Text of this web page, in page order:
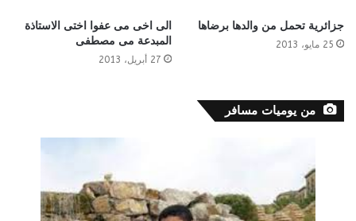
جزائرية تحمل من والدها برضاها
25 مايو، 2013
الى اخى مى عفوا اختى الاستاذة
المبدعة مى مصطفى
27 أبريل، 2013
من يوميات مسافر